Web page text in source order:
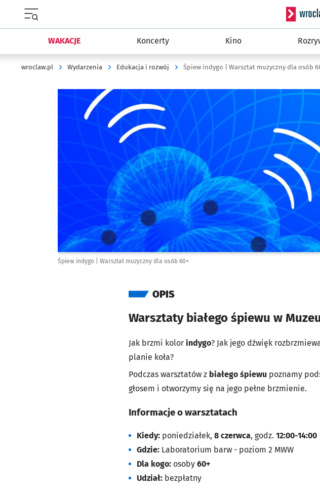
Serwis
WAKACJE Koncerty Kino
wroclaw.pl Wydarzenia Edukacja i rozwój Śpiew indygo | Warsztat muzyczny dla osób
Kliknij, aby powiększyć
Śpiew indygo | Warsztat muzyczny dla osób 60+
OPIS
Warsztaty białego śpiewu w
Jak brzmi kolor indygo? Jak jego dźwięk
planie koła?
Podczas warsztatów z białego śpiewu poznamy
głosem i otworzymy się na jego pełne brzmienie.
Informacje o warsztatach
Kiedy: poniedziałek, 8 czerwca, godz. 12:00-14:00
Gdzie: Laboratorium barw - poziom 2 MWW
Dla kogo: osoby 60+
Udział: bezpłatny